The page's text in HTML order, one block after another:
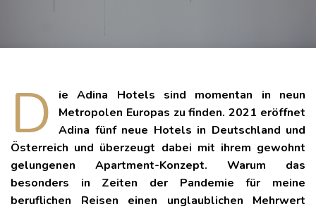
D
ie Adina Hotels sind momentan in neun
Metropolen Europas zu finden. 2021 eröffnet
Adina fünf neue Hotels in Deutschland und
Österreich und überzeugt dabei mit ihrem gewohnt
gelungenen Apartment-Konzept. Warum das
besonders in Zeiten der Pandemie für meine
beruflichen Reisen einen unglaublichen Mehrwert